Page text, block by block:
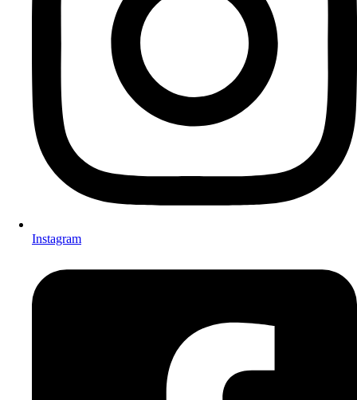
Instagram